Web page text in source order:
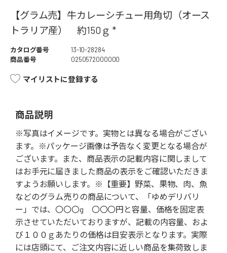
【グラム売】牛カレーシチュー用角切（オース
トラリア産） 約150ｇ *
カタログ番号
13-10-28284
商品番号
0250572000000
マイリストに登録する
商品説明
※写真はイメージです。実物とは異なる場合がござい
ます。※パッケージ画像は予告なく変更となる場合が
ございます。また、商品表示の記載内容に関しまして
はお手元に届きました商品の表示をご確認いただきま
すようお願いします。※【重要】野菜、果物、肉、魚
などのグラム売りの商品について、「ゆめデリバリ
ー」では、〇〇〇g 〇〇〇円と容量、価格を固定表
示させていただいておりますが、記載の内容量、およ
び１００ｇあたりの価格は目安表示となります。実際
には店頭にて、ご注文内容に近しい商品を集荷致しま